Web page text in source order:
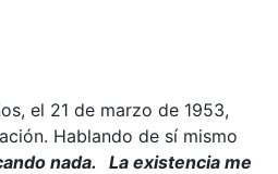
el 21 de marzo de 1953,
Hablando de sí mismo
nada. La existencia me